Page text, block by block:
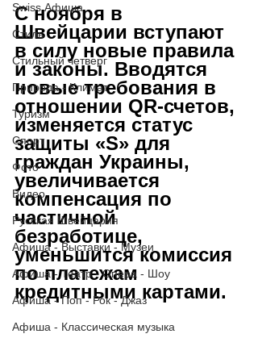
Swiss Афиша
Стиль
Стильный четверг
Природа - Климат
Туризм
Спорт
Фото
Видео
Русская Швейцария
Афиша - Выставки - Музеи
Афиша - Театр - Опера - Шоу
Афиша - Поп - Рок - Джаз
Афиша - Классическая музыка
С ноября в
Швейцарии вступают
в силу новые правила
и законы. Вводятся
новые требования в
отношении QR-счетов,
изменяется статус
защиты «S» для
граждан Украины,
увеличивается
компенсация по
частичной
безработице,
уменьшится комиссия
по платежам
кредитными картами.